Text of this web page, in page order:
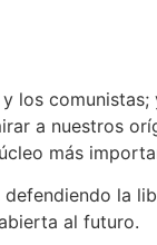
los
a nuestros
más
la
al futuro.